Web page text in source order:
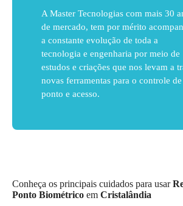
A Master Tecnologias com mais 30
de mercado, tem por mérito
a constante evolução de toda a
tecnologia e engenharia por meio de
estudos e criações que nos levam a
novas ferramentas para o controle de
ponto e acesso.
Conheça os principais cuidados para usar
Ponto Biométrico em Cristalândia